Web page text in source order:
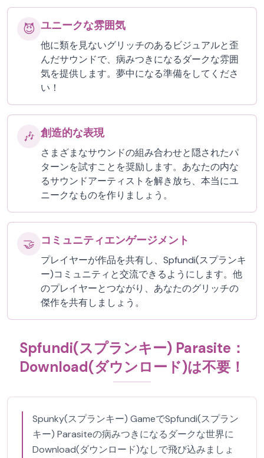
😈 ユニークな雰囲気
他に類を見ないグリッチのあるビジュアルと歪
んだサウンドで、病みつきになるダークな雰囲
気を提供します。夢中になる準備をしてくださ
い！
🎶 創造的な表現
さまざまなサウンドの組み合わせと隠されたパ
ターンを試すことを奨励します。あなたの内な
るサウンドアーティストを解き放ち、本当にユ
ニークなものを作りましょう。
🤝 コミュニティエンゲージメント
プレイヤーが作品を共有し、Spfundi(スプランキ
ー)コミュニティと交流できるようにします。他
のプレイヤーとつながり、あなたのグリッチの
傑作を共有しましょう。
Spfundi(スプランキー) Parasite：
Download(ダウンロード)は不要！
Spunky(スプランキー) GameでSpfundi(スプラン
キー) Parasiteの病みつきになるダークな世界に
Download(ダウンロード)なしで飛び込みましょ